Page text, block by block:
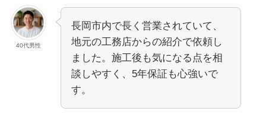
40代男性
長岡市内で長く営業されていて、
地元の工務店からの紹介で依頼し
ました。施工後も気になる点を相
談しやすく、5年保証も心強いで
す。